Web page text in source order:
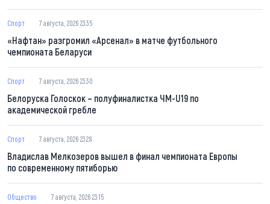
Спорт 7 августа, 2026 23:35
«Нафтан» разгромил «Арсенал» в матче футбольного
чемпионата Беларуси
Спорт 7 августа, 2026 23:30
Белоруска Голоскок – полуфиналистка ЧМ-U19 по
академической гребле
Спорт 7 августа, 2026 23:28
Владислав Мелкозеров вышел в финал чемпионата Европы
по современному пятиборью
Общество 7 августа, 2026 23:15